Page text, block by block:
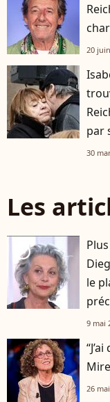
20
par
30
Les
player2
le
9 mai
26